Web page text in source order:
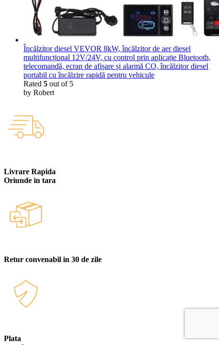
Încălzitor diesel VEVOR 8kW, încălzitor de aer diesel
multifuncțional 12V/24V, cu control prin aplicație Bluetooth,
telecomandă, ecran de afișare și alarmă CO, încălzitor diesel
portabil cu încălzire rapidă pentru vehicule
Rated 5 out of 5
by Robert
Livrare Rapida
Oriunde in tara
Retur convenabil in 30 de zile
Plata